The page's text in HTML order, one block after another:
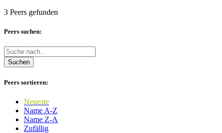
3 Peers gefunden
Peers suchen:
Suchen
Peers sortieren:
Neueste
Name A-Z
Name Z-A
Zufällig